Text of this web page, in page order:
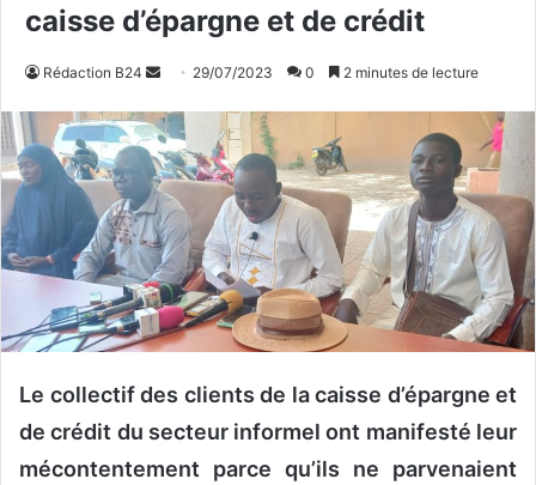
caisse d’épargne et de crédit
Rédaction B24
v
o
y
e
r
u
n
c
u
r
i
29/07/2023 0 2 minutes de lecture
Le collectif des clients de la caisse d’épargne et
de crédit du secteur informel ont manifesté leur
mécontentement parce qu’ils ne parvenaient